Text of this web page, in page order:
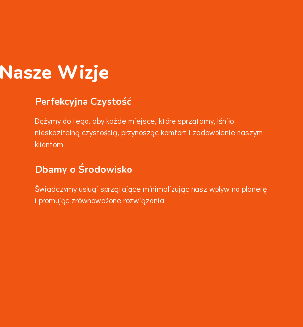
Nasze Wizje
Perfekcyjna Czystość
Dążymy do tego, aby każde miejsce, które sprzątamy, lśniło
nieskazitelną czystością, przynosząc komfort i zadowolenie naszym
klientom
Dbamy o Środowisko
Świadczymy usługi sprzątające minimalizując nasz wpływ na planetę
i promując zrównoważone rozwiązania